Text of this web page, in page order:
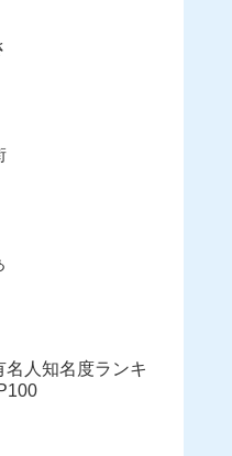
名人知名度ランキ